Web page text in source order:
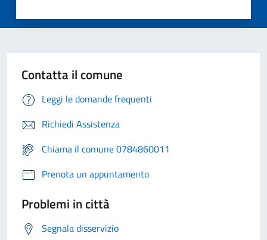
Contatta il comune
Leggi le domande frequenti
Richiedi Assistenza
Chiama il comune 0784860011
Prenota un appuntamento
Problemi in città
Segnala disservizio